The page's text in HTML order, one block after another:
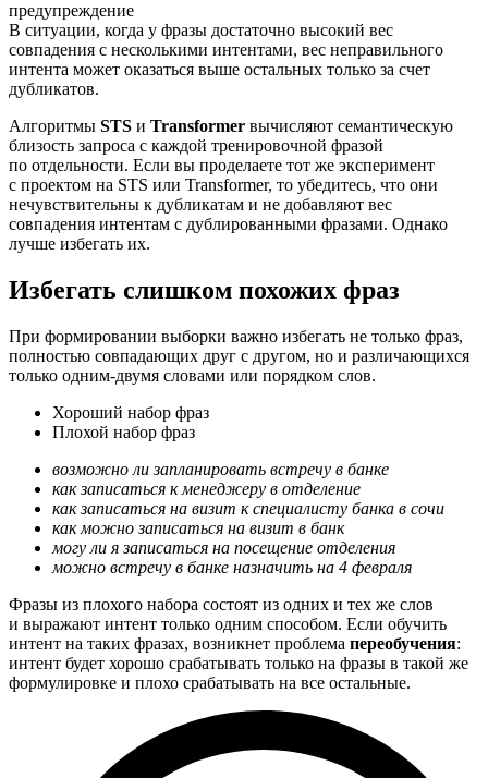
предупреждение
В ситуации, когда у фразы достаточно высокий вес
совпадения с несколькими интентами, вес неправильного
интента может оказаться выше остальных только за счет
дубликатов.
Алгоритмы STS и Transformer вычисляют семантическую
близость запроса с каждой тренировочной фразой
по отдельности. Если вы проделаете тот же эксперимент
с проектом на STS или Transformer, то убедитесь, что они
нечувствительны к дубликатам и не добавляют вес
совпадения интентам с дублированными фразами. Однако
лучше избегать их.
Избегать слишком похожих фраз
При формировании выборки важно избегать не только фраз,
полностью совпадающих друг с другом, но и различающихся
только одним-двумя словами или порядком слов.
Хороший набор фраз
Плохой набор фраз
возможно ли запланировать встречу в банке
как записаться к менеджеру в отделение
как записаться на визит к специалисту банка в сочи
как можно записаться на визит в банк
могу ли я записаться на посещение отделения
можно встречу в банке назначить на 4 февраля
Фразы из плохого набора состоят из одних и тех же слов
и выражают интент только одним способом. Если обучить
интент на таких фразах, возникнет проблема переобучения:
интент будет хорошо срабатывать только на фразы в такой же
формулировке и плохо срабатывать на все остальные.